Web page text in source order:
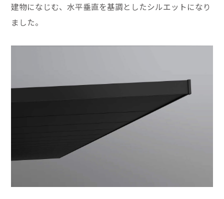
建物になじむ、水平垂直を基調としたシルエットになり
ました。